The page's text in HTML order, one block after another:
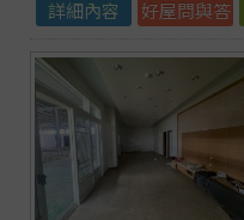
詳細內容 好屋問與答